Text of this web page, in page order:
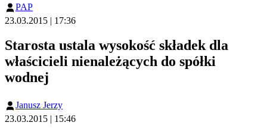
PAP
23.03.2015 | 17:36
Starosta ustala wysokość składek dla
właścicieli nienależących do spółki
wodnej
Janusz Jerzy
23.03.2015 | 15:46